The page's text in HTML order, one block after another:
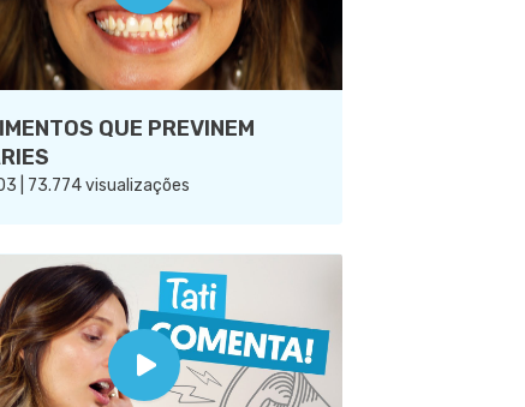
QUE PREVINEM
| 73.774 visualizações